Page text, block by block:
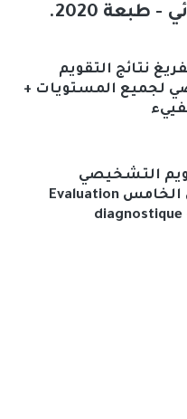
2020.
نتائج التقويم
لجميع المستويات +
التشخيصي
المستوى الخامس Evaluation
diagnostique